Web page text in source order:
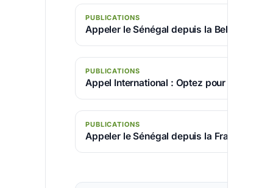
PUBLICATIONS
Appeler le Sénégal depuis la Belgique
PUBLICATIONS
Appel International : Optez pour
PUBLICATIONS
Appeler le Sénégal depuis la France